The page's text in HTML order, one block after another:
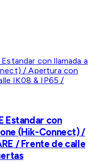
Estandar con
(Hik-Connect) /
/ Frente de calle